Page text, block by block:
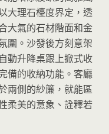
大理石檯度界定，透
大氣的石材階面和金
圍。沙發後方刻意架
動升降桌跟上掀式收
備的收納功能。客廳
兩側的紗簾，就能區
柔美的意象、詮釋若